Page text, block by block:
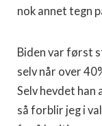
nok annet tegn
Biden var først
selv når over
Selv hevdet han
så forblir jeg i